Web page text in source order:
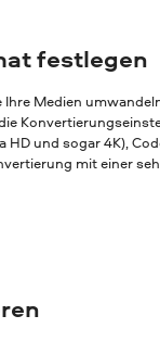
festlegen
Ihre Medien
und sogar 4K),
mit einer